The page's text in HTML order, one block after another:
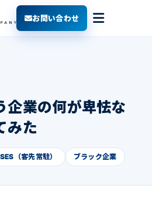
お問い合わせ
企業の何が卑怯な
みた
SES（客先常駐） ブラック企業